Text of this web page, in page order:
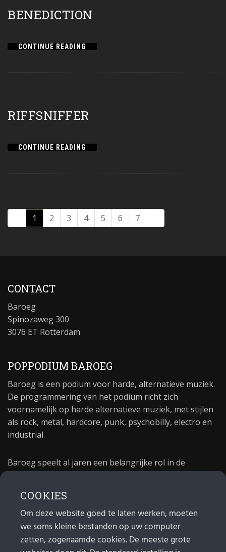
BENEDICTION
CONTINUE READING
RIFFSNIFFER
CONTINUE READING
1 2 3 4 5 6 7
CONTACT
Baroeg
Spinozaweg 300
3076 ET Rotterdam
POPPODIUM BAROEG
Baroeg is een podium voor harde, alternatieve muziek.
De programmering van het podium richt zich
voornamelijk op harde alternatieve muziek, met stijlen
als rock, metal, hardcore, punk, psychobilly, electro en
industrial.
Baroeg speelt al jaren een belangrijke rol in de
poppodium 40 jaar.
MAIL
COOKIES
Om deze website goed te laten werken, moeten
we soms kleine bestanden op uw computer
zetten, zogenaamde cookies. De meeste grote